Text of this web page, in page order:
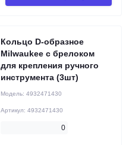
Кольцо D-образное
Milwaukee с брелоком
для крепления ручного
инструмента (3шт)
Модель: 4932471430
Артикул: 4932471430
0